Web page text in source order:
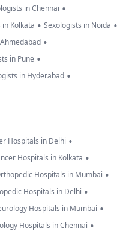
in Chennai •
Kolkata • Sexologists in Noida •
•
in Pune •
in Hyderabad •
Hospitals in Delhi •
Hospitals in Kolkata •
Hospitals in Mumbai •
Hospitals in Delhi •
Hospitals in Mumbai •
Hospitals in Chennai •